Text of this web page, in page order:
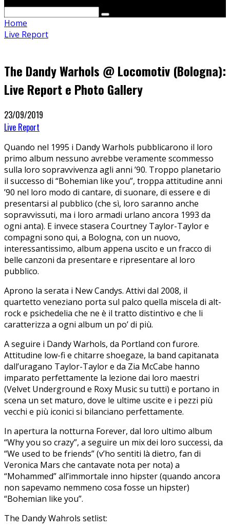
Home
Live Report
The Dandy Warhols @ Locomotiv (Bologna):
Live Report e Photo Gallery
23/09/2019
Live Report
Quando nel 1995 i Dandy Warhols pubblicarono il loro
primo album nessuno avrebbe veramente scommesso
sulla loro sopravvivenza agli anni ’90. Troppo planetario
il successo di “Bohemian like you”, troppa attitudine anni
’90 nel loro modo di cantare, di suonare, di essere e di
presentarsi al pubblico (che sì, loro saranno anche
sopravvissuti, ma i loro armadi urlano ancora 1993 da
ogni anta). E invece stasera Courtney Taylor-Taylor e
compagni sono qui, a Bologna, con un nuovo,
interessantissimo, album appena uscito e un fracco di
belle canzoni da presentare e ripresentare al loro
pubblico.
Aprono la serata i New Candys. Attivi dal 2008, il
quartetto veneziano porta sul palco quella miscela di alt-
rock e psichedelia che ne è il tratto distintivo e che li
caratterizza a ogni album un po’ di più.
A seguire i Dandy Warhols, da Portland con furore.
Attitudine low-fi e chitarre shoegaze, la band capitanata
dall’uragano Taylor-Taylor e da Zia McCabe hanno
imparato perfettamente la lezione dai loro maestri
(Velvet Underground e Roxy Music su tutti) e portano in
scena un set maturo, dove le ultime uscite e i pezzi più
vecchi e più iconici si bilanciano perfettamente.
In apertura la notturna Forever, dal loro ultimo album
“Why you so crazy”, a seguire un mix dei loro successi, da
“We used to be friends” (v’ho sentiti là dietro, fan di
Veronica Mars che cantavate nota per nota) a
“Mohammed” all’immortale inno hipster (quando ancora
non sapevamo nemmeno cosa fosse un hipster)
“Bohemian like you”.
The Dandy Wahrols setlist: